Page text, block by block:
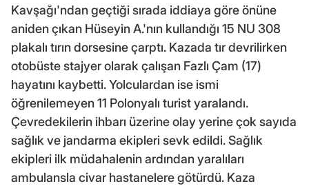
Kavşağı'ndan geçtiği sırada iddiaya göre önüne
aniden çıkan Hüseyin A.'nın kullandığı 15 NU 308
plakalı tırın dorsesine çarptı. Kazada tır devrilirken
otobüste stajyer olarak çalışan Fazlı Çam (17)
hayatını kaybetti. Yolculardan ise ismi
öğrenilemeyen 11 Polonyalı turist yaralandı.
Çevredekilerin ihbarı üzerine olay yerine çok sayıda
sağlık ve jandarma ekipleri sevk edildi. Sağlık
ekipleri ilk müdahalenin ardından yaralıları
ambulansla civar hastanelere götürdü. Kaza